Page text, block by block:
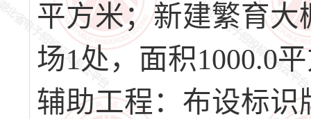
平方米；新建繁育大
场1处，面积1000.0
辅助工程：布设标识